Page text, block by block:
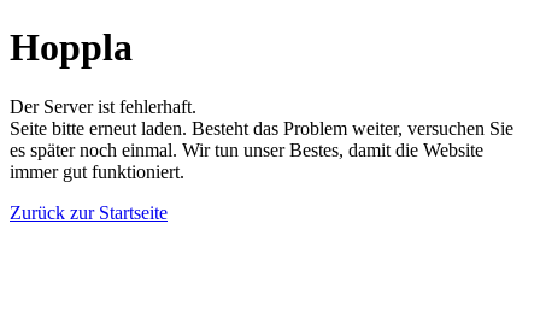
Hoppla
Der Server ist fehlerhaft.
Seite bitte erneut laden. Besteht das Problem weiter, versuchen Sie
es später noch einmal. Wir tun unser Bestes, damit die Website
immer gut funktioniert.
Zurück zur Startseite